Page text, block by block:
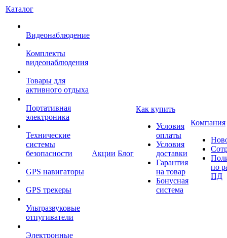
Каталог
Видеонаблюдение
Комплекты
видеонаблюдения
Товары для
активного отдыха
Портативная
электроника
Технические
системы
безопасности
GPS навигаторы
GPS трекеры
Ультразвуковые
отпугиватели
Электронные
Акции Блог
Как купить
Условия
оплаты
Условия
доставки
Гарантия
на товар
Бонусная
система
Компания
по
ПД